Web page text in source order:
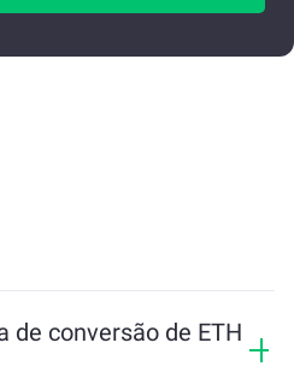
de conversão de ETH